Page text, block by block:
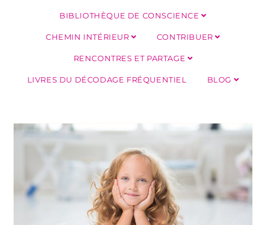
BIBLIOTHÈQUE DE CONSCIENCE
CHEMIN INTÉRIEUR CONTRIBUER
RENCONTRES ET PARTAGE
LIVRES DU DÉCODAGE FRÉQUENTIEL BLOG